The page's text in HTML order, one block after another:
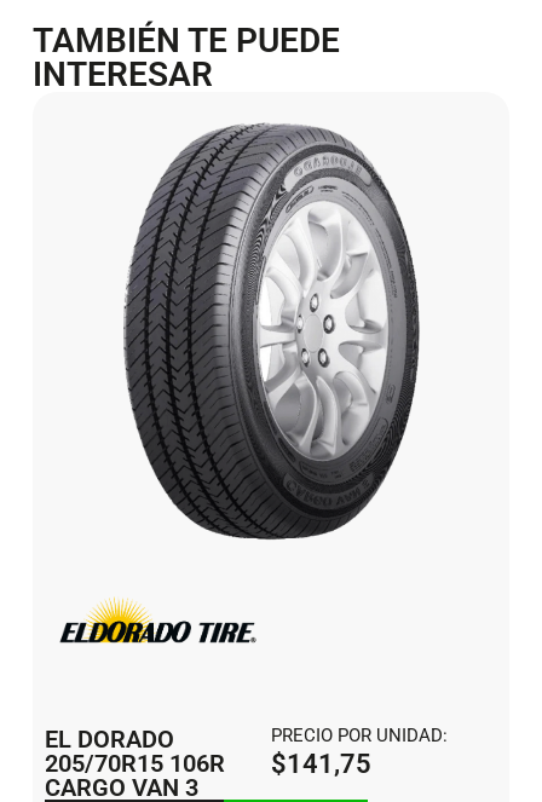
TAMBIÉN TE PUEDE
INTERESAR
EL DORADO
205/70R15 106R
CARGO VAN 3
PRECIO POR UNIDAD:
$141,75